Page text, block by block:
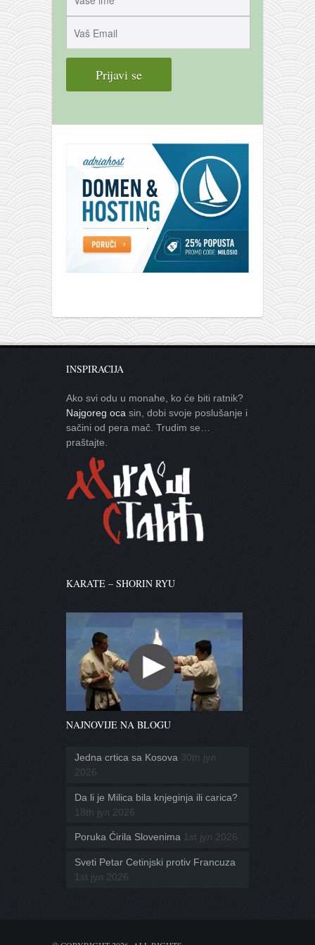
kontakt
besplatna e-knjiga
termini treninga
moja priča
fotke
INSPIRACIJA
Ako svi odu u monahe, ko će biti ratnik?
Najgoreg oca sin, dobi svoje poslušanje i
sačini od pera mač. Trudim se…
praštajte.
KARATE – SHORIN RYU
NAJNOVIJE NA BLOGU
Jedna crtica sa Kosova 30th јул
2026
Da li je Milica bila knjeginja ili carica?
18th јул 2026
Poruka Ćirila Slovenima 1st јул 2026
Sveti Petar Cetinjski protiv Francuza
1st јул 2026